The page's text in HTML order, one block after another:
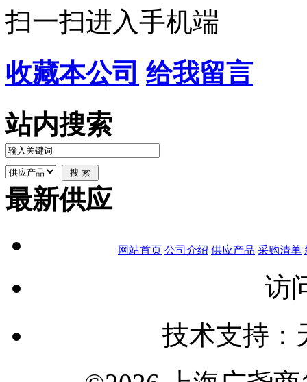
扫一扫进入手机端
收藏本公司 给我留言
站内搜索
最新供应
网站首页 公司介绍 供应产品 采购清单
访
技术支持：